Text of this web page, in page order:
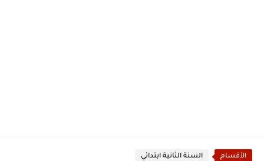
الأقسام السنة الثانية ابتدائي